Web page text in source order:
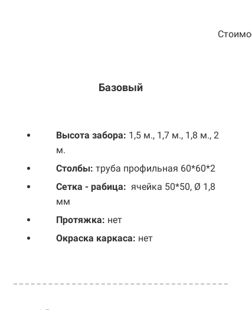
Базовый
Высота забора: 1,5 м., 1,7 м., 1,8 м., 2
м.
Столбы: труба профильная 60*60*2
Сетка - рабица: ячейка 50*50, Ø 1,8
мм
Протяжка: нет
Окраска каркаса: нет